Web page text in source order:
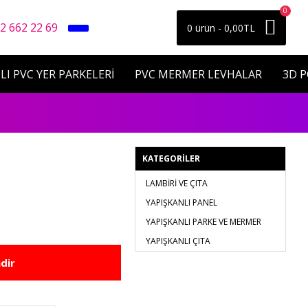
662 22 69 0 ürün - 0,00TL
0
PVC YER PARKELERİ PVC MERMER LEVHALAR 3D
KATEGORILER
LAMBİRİ VE ÇITA
YAPIŞKANLI PANEL
YAPIŞKANLI PARKE VE MERMER
YAPIŞKANLI ÇITA